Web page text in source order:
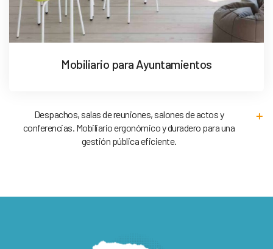
Mobiliario para Ayuntamientos
Despachos, salas de reuniones, salones de actos y
conferencias. Mobiliario ergonómico y duradero para una
gestión pública eficiente.